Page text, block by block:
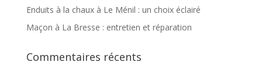
Enduits à la chaux à Le Ménil : un choix éclairé
Maçon à La Bresse : entretien et réparation
Commentaires récents